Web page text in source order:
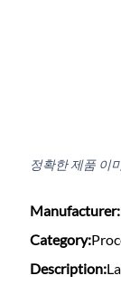
정확한 제품 이
Manufacturer:
Category:
Description: